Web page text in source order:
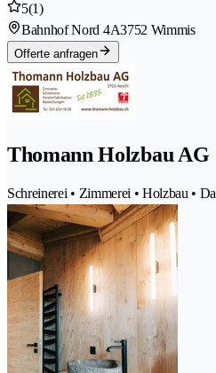
5(1)
Bahnhof Nord 4A3752 Wimmis
Offerte anfragen
Thomann Holzbau AG
Schreinerei • Zimmerei • Holzbau •